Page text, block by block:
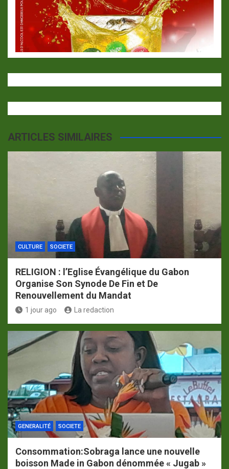
ARTICLES SIMILAIRES
CULTURE SOCIETE
RELIGION : l’Eglise Évangélique du Gabon
Organise Son Synode De Fin et De
Renouvellement du Mandat
1 jour ago La redaction
GENERALITÉ SOCIETE
Consommation:Sobraga lance une nouvelle
boisson Made in Gabon dénommée « Jugab »